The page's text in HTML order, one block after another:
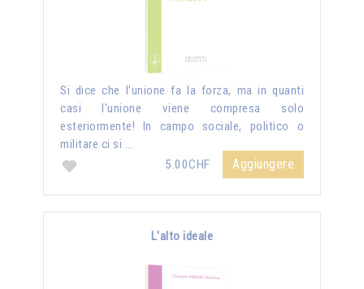
Si dice che l'unione fa la forza, ma in quanti
casi l'unione viene compresa solo
esteriormente! In campo sociale, politico o
militare ci si …
5.00CHF
Aggiungere
L'alto ideale